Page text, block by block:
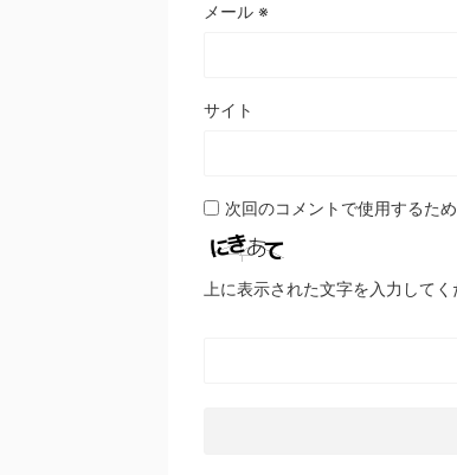
メール ※
サイト
次回のコメントで使用するた
上に表示された文字を入力してく